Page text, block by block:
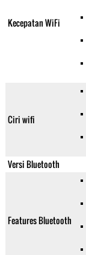
Kecepatan WiFi
Ciri wifi
Versi Bluetooth
Features Bluetooth